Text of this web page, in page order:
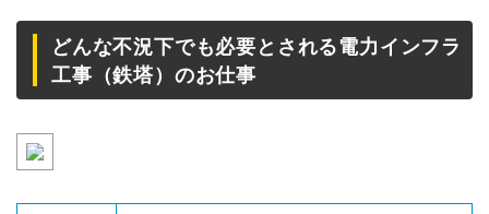
どんな不況下でも必要とされる電力インフラ
工事（鉄塔）のお仕事